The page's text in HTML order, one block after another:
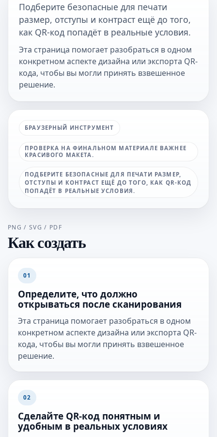
Подберите безопасные для печати
размер, отступы и контраст ещё до того,
как QR-код попадёт в реальные условия.
Эта страница помогает разобраться в одном
конкретном аспекте дизайна или экспорта QR-
кода, чтобы вы могли принять взвешенное
решение.
БРАУЗЕРНЫЙ ИНСТРУМЕНТ
ПРОВЕРКА НА ФИНАЛЬНОМ МАТЕРИАЛЕ ВАЖНЕЕ
КРАСИВОГО МАКЕТА.
ПОДБЕРИТЕ БЕЗОПАСНЫЕ ДЛЯ ПЕЧАТИ РАЗМЕР,
ОТСТУПЫ И КОНТРАСТ ЕЩЁ ДО ТОГО, КАК QR-КОД
ПОПАДЁТ В РЕАЛЬНЫЕ УСЛОВИЯ.
PNG / SVG / PDF
Как создать
01
Определите, что должно
открываться после сканирования
Эта страница помогает разобраться в одном
конкретном аспекте дизайна или экспорта QR-
кода, чтобы вы могли принять взвешенное
решение.
02
Сделайте QR-код понятным и
удобным в реальных условиях